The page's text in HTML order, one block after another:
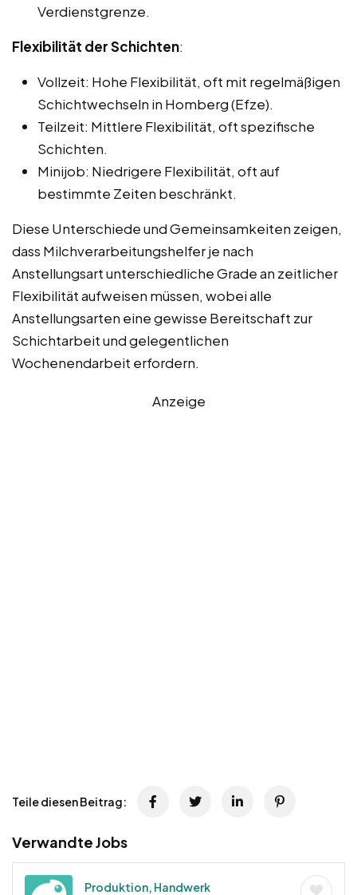
Verdienstgrenze.
Flexibilität der Schichten:
Vollzeit: Hohe Flexibilität, oft mit regelmäßigen
Schichtwechseln in Homberg (Efze).
Teilzeit: Mittlere Flexibilität, oft spezifische
Schichten.
Minijob: Niedrigere Flexibilität, oft auf
bestimmte Zeiten beschränkt.
Diese Unterschiede und Gemeinsamkeiten zeigen,
dass Milchverarbeitungshelfer je nach
Anstellungsart unterschiedliche Grade an zeitlicher
Flexibilität aufweisen müssen, wobei alle
Anstellungsarten eine gewisse Bereitschaft zur
Schichtarbeit und gelegentlichen
Wochenendarbeit erfordern.
Anzeige
Teile diesen Beitrag:
Verwandte Jobs
Produktion, Handwerk